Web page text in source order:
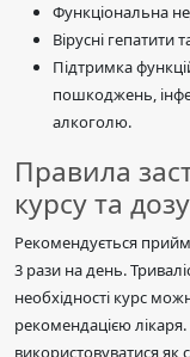
Функціональна
Вірусні гепатити
Підтримка
пошкоджень,
алкоголю.
Правила
курсу та
Рекомендується
3 рази на день.
необхідності курс
рекомендацією